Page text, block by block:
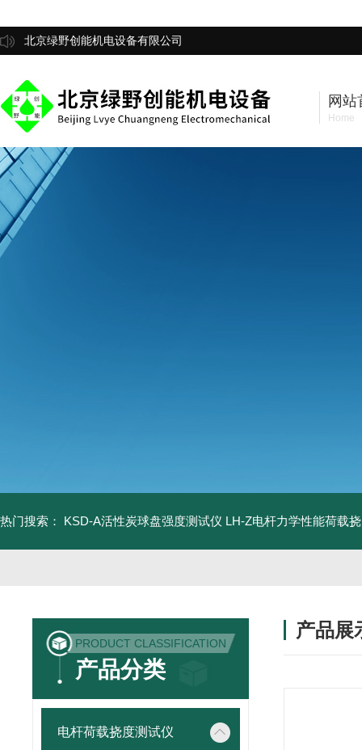
北京绿野创能机电设备有限公司
网站
Home
热门搜索： KSD-A活性炭球盘强度测试仪 LH-Z电杆力学性能荷载
PRODUCT CLASSIFICATION
产品分类
电杆荷载挠度测试仪
产品展